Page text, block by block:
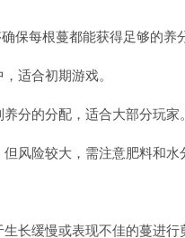
每根蔓都能获得足够的养
适合初期游戏。
分的分配，适合大部分玩家。
风险较大，需注意肥料和水
长缓慢或表现不佳的蔓进